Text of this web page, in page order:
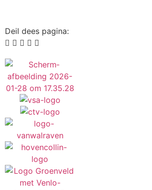
Deil dees pagina: